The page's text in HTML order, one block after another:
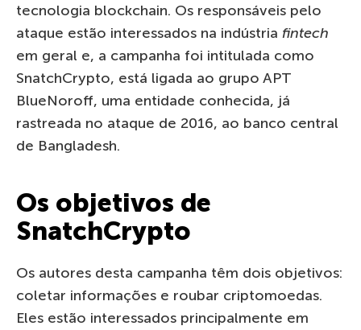
tecnologia blockchain. Os responsáveis pelo
ataque estão interessados na indústria fintech
em geral e, a campanha foi intitulada como
SnatchCrypto, está ligada ao grupo APT
BlueNoroff, uma entidade conhecida, já
rastreada no ataque de 2016, ao banco central
de Bangladesh.
Os objetivos de
SnatchCrypto
Os autores desta campanha têm dois objetivos:
coletar informações e roubar criptomoedas.
Eles estão interessados principalmente em